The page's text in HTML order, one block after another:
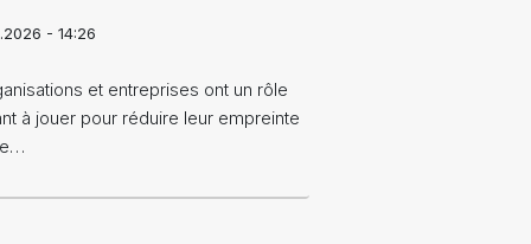
- 14:26
et entreprises ont un rôle
à jouer pour réduire leur empreinte